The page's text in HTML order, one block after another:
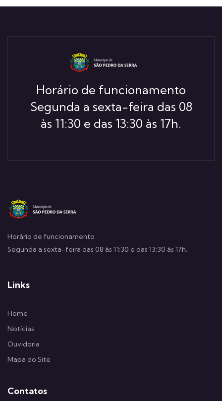
Horário de funcionamento
Segunda a sexta-feira das 08
às 11:30 e das 13:30 às 17h.
Horário de funcionamento
Segunda a sexta-feira das 08 às 11:30 e das 13:30 às 17h.
Links
Home
Notícias
Ouvidoria
Mapa do Site
Contatos